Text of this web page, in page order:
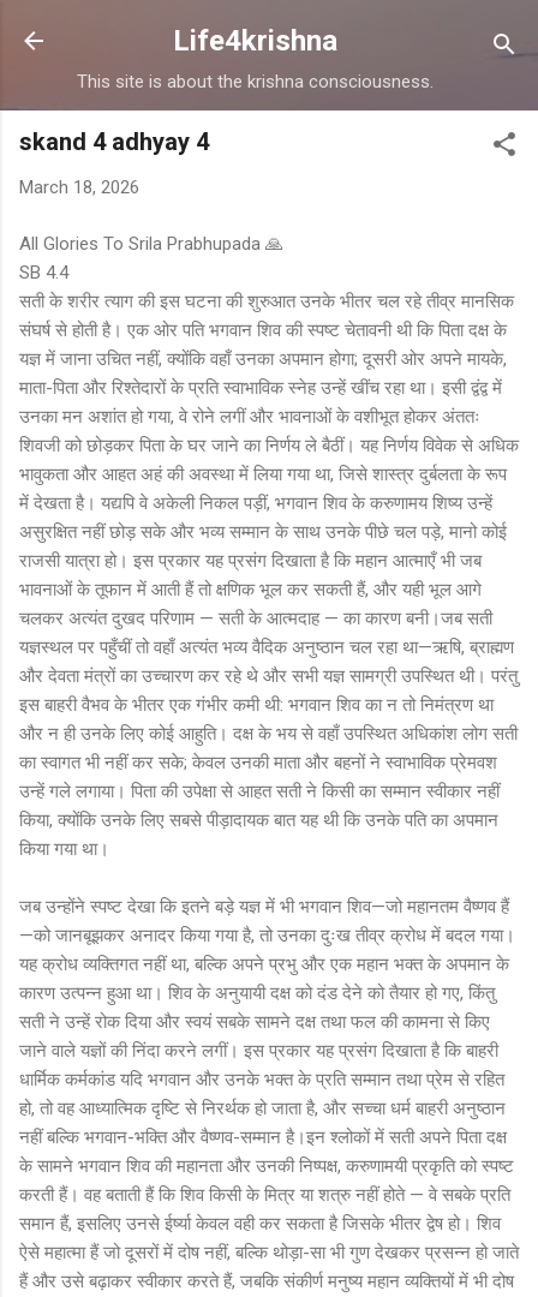
Skip to main content
Life4krishna
This site is about the krishna consciousness.
skand 4 adhyay 4
March 18, 2026
All Glories To Srila Prabhupada 🙏
SB 4.4
सती के शरीर त्याग की इस घटना की शुरुआत उनके भीतर चल रहे तीव्र मानसिक
संघर्ष से होती है। एक ओर पति भगवान शिव की स्पष्ट चेतावनी थी कि पिता दक्ष के
यज्ञ में जाना उचित नहीं, क्योंकि वहाँ उनका अपमान होगा; दूसरी ओर अपने मायके,
माता-पिता और रिश्तेदारों के प्रति स्वाभाविक स्नेह उन्हें खींच रहा था। इसी द्वंद्व में
उनका मन अशांत हो गया, वे रोने लगीं और भावनाओं के वशीभूत होकर अंततः
शिवजी को छोड़कर पिता के घर जाने का निर्णय ले बैठीं। यह निर्णय विवेक से अधिक
भावुकता और आहत अहं की अवस्था में लिया गया था, जिसे शास्त्र दुर्बलता के रूप
में देखता है। यद्यपि वे अकेली निकल पड़ीं, भगवान शिव के करुणामय शिष्य उन्हें
असुरक्षित नहीं छोड़ सके और भव्य सम्मान के साथ उनके पीछे चल पड़े, मानो कोई
राजसी यात्रा हो। इस प्रकार यह प्रसंग दिखाता है कि महान आत्माएँ भी जब
भावनाओं के तूफान में आती हैं तो क्षणिक भूल कर सकती हैं, और यही भूल आगे
चलकर अत्यंत दुखद परिणाम — सती के आत्मदाह — का कारण बनी।जब सती
यज्ञस्थल पर पहुँचीं तो वहाँ अत्यंत भव्य वैदिक अनुष्ठान चल रहा था—ऋषि, ब्राह्मण
और देवता मंत्रों का उच्चारण कर रहे थे और सभी यज्ञ सामग्री उपस्थित थी। परंतु
इस बाहरी वैभव के भीतर एक गंभीर कमी थी: भगवान शिव का न तो निमंत्रण था
और न ही उनके लिए कोई आहुति। दक्ष के भय से वहाँ उपस्थित अधिकांश लोग सती
का स्वागत भी नहीं कर सके; केवल उनकी माता और बहनों ने स्वाभाविक प्रेमवश
उन्हें गले लगाया। पिता की उपेक्षा से आहत सती ने किसी का सम्मान स्वीकार नहीं
किया, क्योंकि उनके लिए सबसे पीड़ादायक बात यह थी कि उनके पति का अपमान
किया गया था।
जब उन्होंने स्पष्ट देखा कि इतने बड़े यज्ञ में भी भगवान शिव—जो महानतम वैष्णव हैं
—को जानबूझकर अनादर किया गया है, तो उनका दुःख तीव्र क्रोध में बदल गया।
यह क्रोध व्यक्तिगत नहीं था, बल्कि अपने प्रभु और एक महान भक्त के अपमान के
कारण उत्पन्न हुआ था। शिव के अनुयायी दक्ष को दंड देने को तैयार हो गए, किंतु
सती ने उन्हें रोक दिया और स्वयं सबके सामने दक्ष तथा फल की कामना से किए
जाने वाले यज्ञों की निंदा करने लगीं। इस प्रकार यह प्रसंग दिखाता है कि बाहरी
धार्मिक कर्मकांड यदि भगवान और उनके भक्त के प्रति सम्मान तथा प्रेम से रहित
हो, तो वह आध्यात्मिक दृष्टि से निरर्थक हो जाता है, और सच्चा धर्म बाहरी अनुष्ठान
नहीं बल्कि भगवान-भक्ति और वैष्णव-सम्मान है।इन श्लोकों में सती अपने पिता दक्ष
के सामने भगवान शिव की महानता और उनकी निष्पक्ष, करुणामयी प्रकृति को स्पष्ट
करती हैं। वह बताती हैं कि शिव किसी के मित्र या शत्रु नहीं होते — वे सबके प्रति
समान हैं, इसलिए उनसे ईर्ष्या केवल वही कर सकता है जिसके भीतर द्वेष हो। शिव
ऐसे महात्मा हैं जो दूसरों में दोष नहीं, बल्कि थोड़ा-सा भी गुण देखकर प्रसन्न हो जाते
हैं और उसे बढ़ाकर स्वीकार करते हैं, जबकि संकीर्ण मनुष्य महान व्यक्तियों में भी दोष